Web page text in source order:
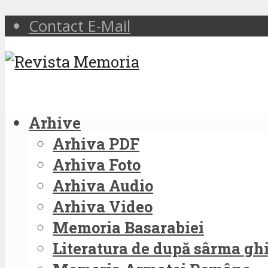
Contact E-Mail
Arhive
Arhiva PDF
Arhiva Foto
Arhiva Audio
Arhiva Video
Memoria Basarabiei
Literatura de după sârma